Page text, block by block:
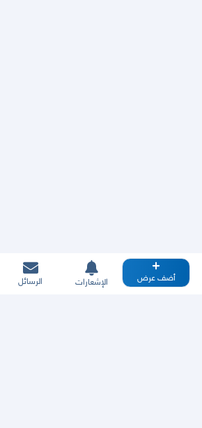
أضف عرض الإشعارات الرسائل